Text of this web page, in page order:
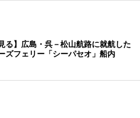
る】広島・呉－松山航路に就航した
ズフェリー「シーパセオ」船内